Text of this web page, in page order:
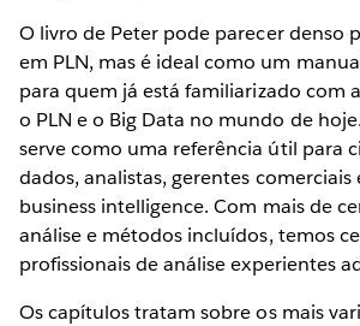
O livro de Peter pode parecer denso
em PLN, mas é ideal como um
para quem já está familiarizado com
o PLN e o Big Data no mundo de
serve como uma referência útil para
dados, analistas, gerentes comerciais
business intelligence. Com mais de
análise e métodos incluídos, temos
profissionais de análise experientes
Os capítulos tratam sobre os mais